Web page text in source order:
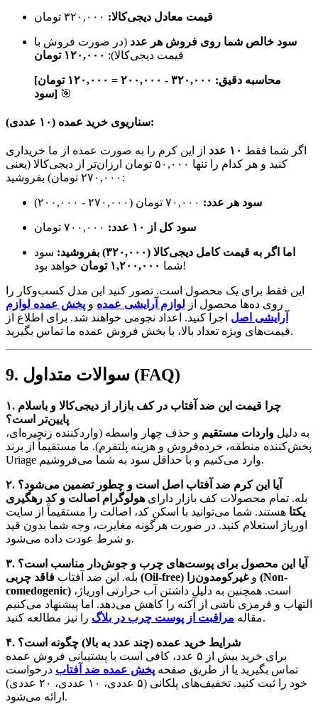
قیمت معادل دیجی‌کالا:
سود خالص شما روی فروش هر عدد (در صورت فروش با
قیمت دیجی‌کالا): ۱۲۰,۰۰۰ تومان
[محاسبه دقیق: ۳۲۰,۰۰۰ - ۲۰۰,۰۰۰ = ۱۲۰,۰۰۰ تومان
سود] 🎯
سناریوی خرید عمده (۱۰ عددی):
اگر شما فقط ۱۰ عدد
از این کرم را به صورت عمده از ما خریداری
کنید و هر کدام را تنها ۵۰,۰۰۰ تومان ارزان‌تر از دیجی‌کالا (یعنی
۲۷۰,۰۰۰ تومان) بفروشید:
سود هر عدد:
سود کل از ۱۰ عدد:
اما اگر به قیمت کامل دیجی‌کالا (۳۲۰,۰۰۰) بفروشید:
سود
شما ۱,۲۰۰,۰۰۰ تومان خواهد بود!
این فقط برای یک محصول است. تصور کنید این مدل کسب‌وکار را
روی ده‌ها محصول از لوازم آرایشی عمده و پخش عمده لوازم
آرایشی اصل اجرا کنید. اعداد نجومی خواهند شد. برای اطلاع از
قیمت‌های ویژه تعداد بالا، با بخش فروش عمده ما تماس بگیرید.
9. سوالات متداول (FAQ)
۱. چرا قیمت این ضد آفتاب در کف بازار از دیجی‌کالا و باسلام
پایین‌تر است؟
به دلیل واردات مستقیم و حذف چهار واسطه (واردکننده زنجیره‌ای،
پخش‌کننده منطقه، خرده‌فروش و هزینه پلتفرم). ما مستقیماً از برند
Uriage وارد می‌کنیم و با حداقل سود به شما می‌فروشیم.
۲. آیا این کرم ضد آفتاب اصل است و چطور تضمین می‌شود؟
بله. تمام محصولات کف بازار دارای هولوگرام اصالت و کد رهگیری
یکتا هستند. شما می‌توانید با اسکن کد، اصالت را مستقیماً از سایت
اوریاژ استعلام کنید. در صورت هرگونه مغایرت، وجه شما بدون قید
و شرط عودت داده می‌شود.
۳. آیا این محصول برای پوست‌های چرب و جوش‌دار مناسب است؟
بله. این ضد آفتاب فاقد چربی (Oil-free) وغیرکومدون‌زا (Non-
comedogenic)
التهاب و قرمزی ناشی از آکنه را کاهش می‌دهد. اما پیشنهاد می‌کنیم
مقاله مراقبت از پوست چرب در بلاگ را نیز مطالعه کنید.
۴. شرایط خرید عمده (چند عدد به بالا) چگونه است؟
برای خرید بیش از ۵ عدد، کافی است با پشتیبانی فروش عمده
تماس بگیرید یا از طریق صفحه پخش عمده ضد آفتاب درخواست
خود را ثبت کنید. تخفیف‌های پلکانی (۵ عددی، ۱۰ عددی، ۲۰ عددی)
ارائه می‌شود.